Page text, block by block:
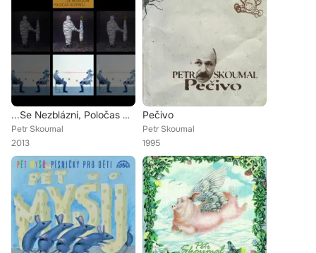
...Se Nezblázni, Poločas Rozpadu
Petr Skoumal
2013
Pečivo
Petr Skoumal
1995